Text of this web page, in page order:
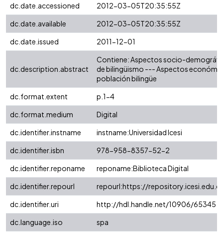
dc.date.accessioned
2012-03-05T20:35:55Z
dc.date.available
2012-03-05T20:35:55Z
dc.date.issued
2011-12-01
dc.description.abstract
Contiene: Aspectos socio-
de bilingüismo --- Aspectos
población bilingüe
dc.format.extent
p.1-4
dc.format.medium
Digital
dc.identifier.instname
instname:Universidad Icesi
dc.identifier.isbn
978-958-8357-52-2
dc.identifier.reponame
reponame:Biblioteca Digital
dc.identifier.repourl
repourl:https://
dc.identifier.uri
http://hdl.handle.net/10906/65345
dc.language.iso
spa